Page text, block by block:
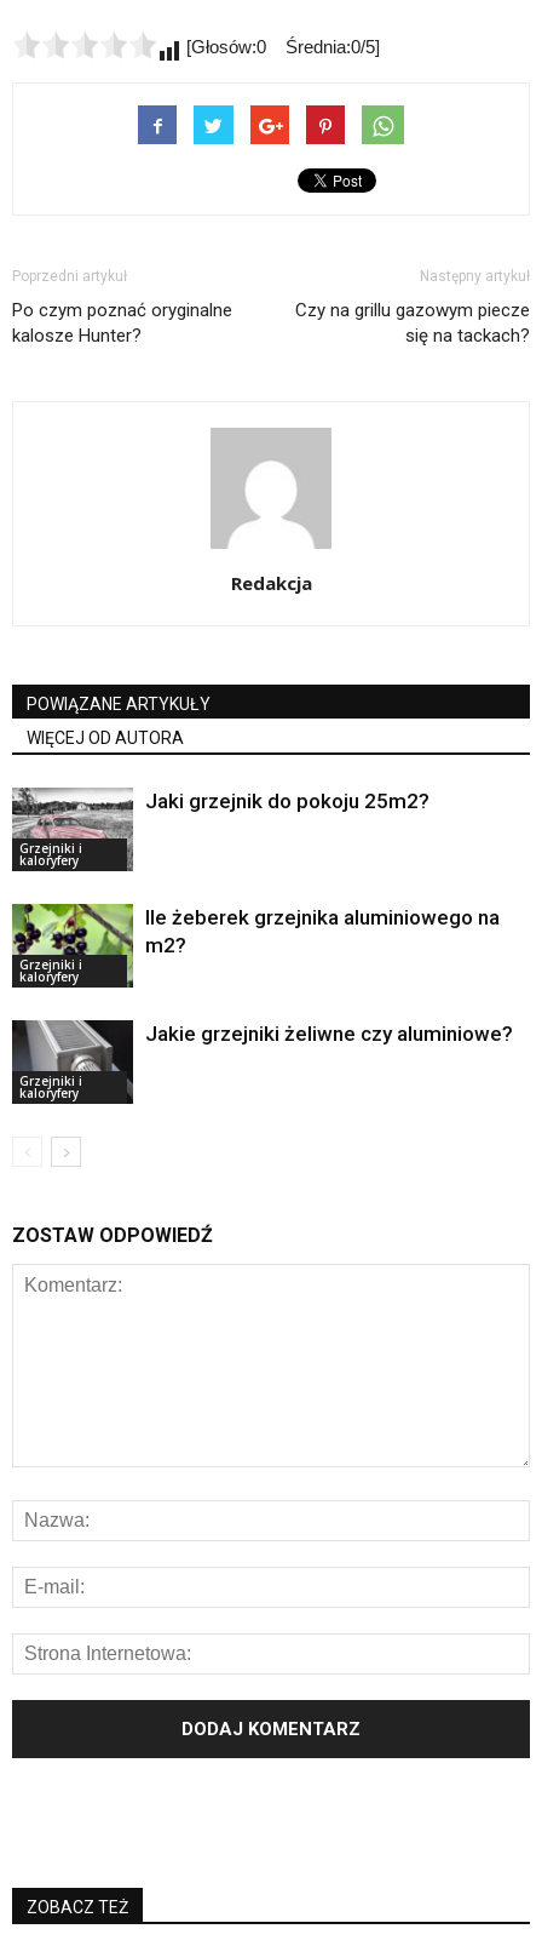
[Głosów:0 Średnia:0/5]
Poprzedni artykuł
Po czym poznać oryginalne
kalosze Hunter?
Następny artykuł
Czy na grillu gazowym piecze
się na tackach?
Redakcja
POWIĄZANE ARTYKUŁY
WIĘCEJ OD AUTORA
Grzejniki i
kaloryfery
Jaki grzejnik do pokoju 25m2?
Grzejniki i
kaloryfery
Ile żeberek grzejnika aluminiowego na
m2?
Grzejniki i
kaloryfery
Jakie grzejniki żeliwne czy aluminiowe?
ZOSTAW ODPOWIEDŹ
ZOBACZ TEŻ